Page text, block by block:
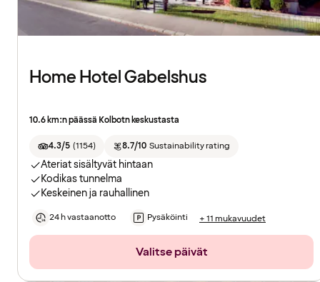
Home Hotel Gabelshus
10.6 km:n päässä Kolbotn keskustasta
4.3/5 (1154) 8.7/10 Sustainability rating
Ateriat sisältyvät hintaan
Kodikas tunnelma
Keskeinen ja rauhallinen
24 h vastaanotto Pysäköinti + 11 mukavuudet
Valitse päivät